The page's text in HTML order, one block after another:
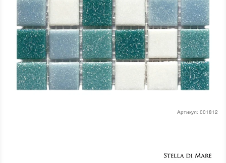
Артикул: 001812